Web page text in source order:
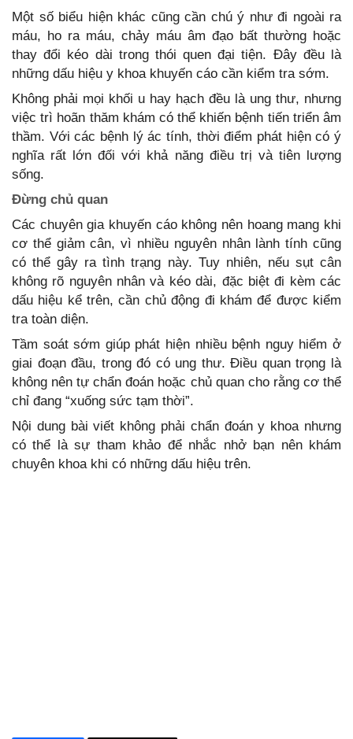
Một số biểu hiện khác cũng cần chú ý như đi ngoài ra
máu, ho ra máu, chảy máu âm đạo bất thường hoặc
thay đổi kéo dài trong thói quen đại tiện. Đây đều là
những dấu hiệu y khoa khuyến cáo cần kiểm tra sớm.
Không phải mọi khối u hay hạch đều là ung thư, nhưng
việc trì hoãn thăm khám có thể khiến bệnh tiến triển âm
thầm. Với các bệnh lý ác tính, thời điểm phát hiện có ý
nghĩa rất lớn đối với khả năng điều trị và tiên lượng
sống.
Đừng chủ quan
Các chuyên gia khuyến cáo không nên hoang mang khi
cơ thể giảm cân, vì nhiều nguyên nhân lành tính cũng
có thể gây ra tình trạng này. Tuy nhiên, nếu sụt cân
không rõ nguyên nhân và kéo dài, đặc biệt đi kèm các
dấu hiệu kể trên, cần chủ động đi khám để được kiểm
tra toàn diện.
Tầm soát sớm giúp phát hiện nhiều bệnh nguy hiểm ở
giai đoạn đầu, trong đó có ung thư. Điều quan trọng là
không nên tự chẩn đoán hoặc chủ quan cho rằng cơ thể
chỉ đang “xuống sức tạm thời”.
Nội dung bài viết không phải chẩn đoán y khoa nhưng
có thể là sự tham khảo để nhắc nhở bạn nên khám
chuyên khoa khi có những dấu hiệu trên.